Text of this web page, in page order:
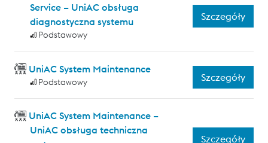
Service – UniAC obsługa
diagnostyczna systemu
Podstawowy
Szczegóły
UniAC System Maintenance
Podstawowy Szczegóły
UniAC System Maintenance –
UniAC obsługa techniczna
Szczegóły